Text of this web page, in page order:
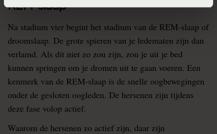
REM-slaap
Na stadium vier begint het stadium van de REM-slaap of
droomslaap. De grote spieren van je ledematen zijn dan
verlamd. Als dit niet zo zou zijn, zou je uit je bed
kunnen springen om je dromen uit te gaan voeren. Een
kenmerk van de REM-slaap is de snelle oogbewegingen
onder de gesloten oogleden. De hersenen zijn tijdens
deze fase volop actief.
Waarom de hersenen zo actief zijn, daar zijn